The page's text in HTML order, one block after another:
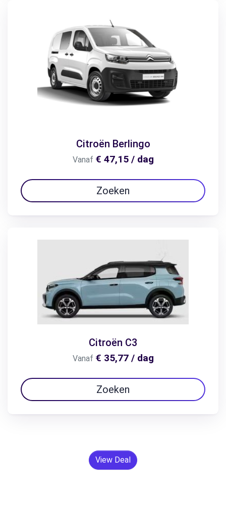
Citroën Berlingo
Vanaf € 47,15 / dag
Zoeken
Citroën C3
Vanaf € 35,77 / dag
Zoeken
View Deal